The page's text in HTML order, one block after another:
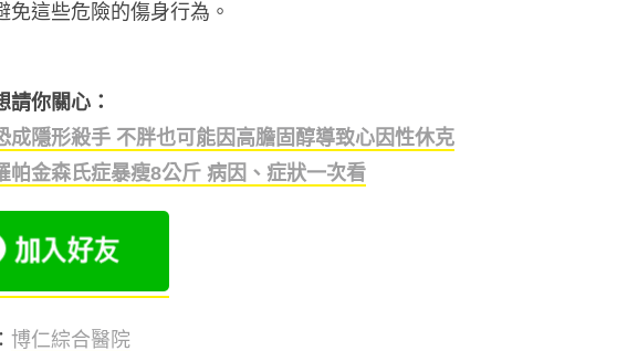
免這些危險的傷身行為。
請你關心：
成隱形殺手 不胖也可能因高膽固醇導致心因性休克
帕金森氏症暴瘦8公斤 病因、症狀一次看
博仁綜合醫院